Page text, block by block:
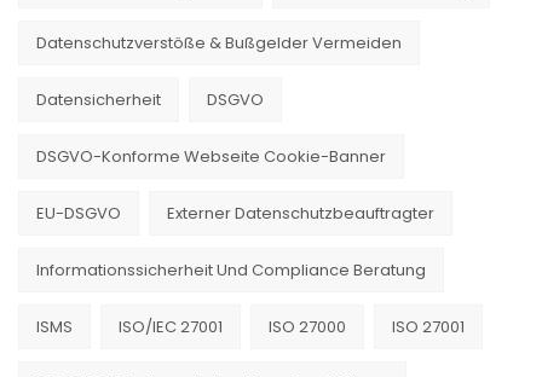
Datenschutzverstöße & Bußgelder Vermeiden
Datensicherheit DSGVO
DSGVO-Konforme Webseite Cookie-Banner
EU-DSGVO Externer Datenschutzbeauftragter
Informationssicherheit Und Compliance Beratung
ISMS ISO/IEC 27001 ISO 27000 ISO 27001